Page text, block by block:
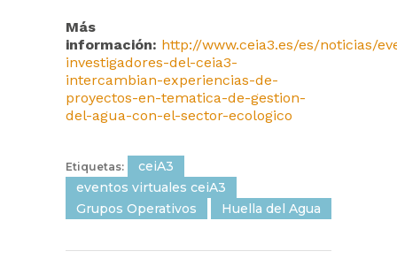
Más
información: http://www.ceia3.es/es/noticias/
investigadores-del-ceia3-
intercambian-experiencias-de-
proyectos-en-tematica-de-gestion-
del-agua-con-el-sector-ecologico
Etiquetas:
ceiA3
eventos virtuales ceiA3
Grupos Operativos
Huella del Agua